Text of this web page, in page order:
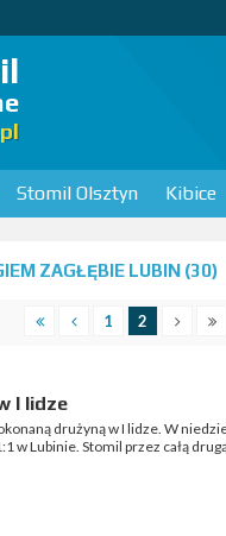
Stomil Olsztyn Kibice
ZAGŁĘBIE LUBIN (30)
1 2
I lidze
drużyną w I lidze. W
w Lubinie. Stomil przez całą